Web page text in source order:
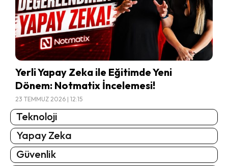
Yerli Yapay Zeka ile Eğitimde Yeni
Dönem: Notmatix İncelemesi!
23 TEMMUZ 2026 | 12:15
Teknoloji
Yapay Zeka
Güvenlik